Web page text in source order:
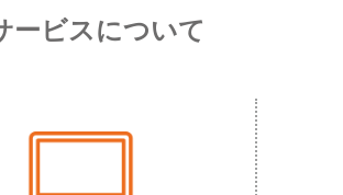
ービスについて